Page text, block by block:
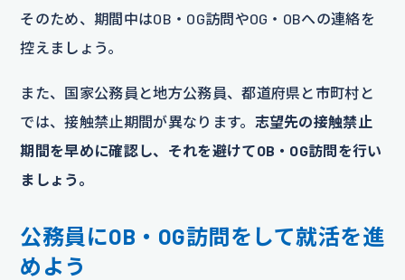
そのため、期間中はOB・OG訪問やOG・OBへの連絡を
控えましょう。
また、国家公務員と地方公務員、都道府県と市町村と
では、接触禁止期間が異なります。 志望先の接触禁止
期間を早めに確認し、それを避けてOB・OG訪問を行い
ましょう。
公務員にOB・OG訪問をして就活を進
めよう